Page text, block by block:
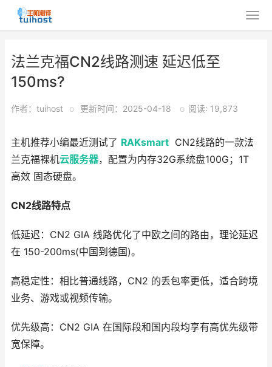
法兰克福CN2线路测速 延迟低至
150ms?
作者：tuihost o 更新时间：2025-04-18 o 阅读: 19,873
主机推荐小编最近测试了 RAKsmart CN2线路的一款法
兰克福裸机云服务器，配置为内存32G系统盘100G；1T
高效 固态硬盘。
CN2线路特点
低延迟：CN2 GIA 线路优化了中欧之间的路由，理论延迟
在 150-200ms(中国到德国)。
高稳定性：相比普通线路，CN2 的丢包率更低，适合跨境
业务、游戏或视频传输。
优先级高：CN2 GIA 在国际段和国内段均享有高优先级带
宽保障。